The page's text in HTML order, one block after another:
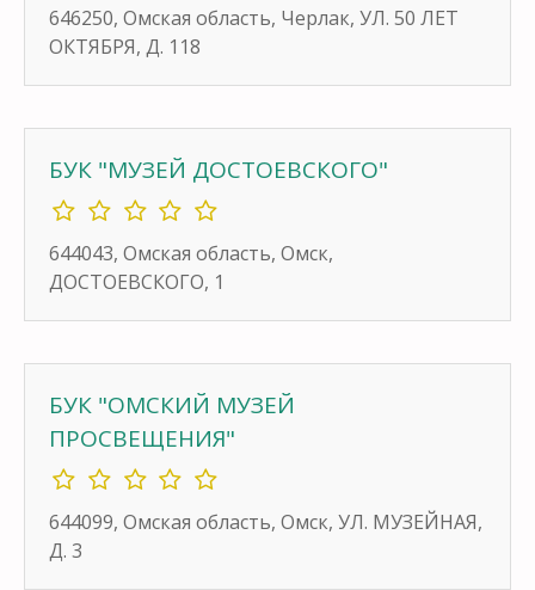
646250, Омская область, Черлак, УЛ. 50 ЛЕТ
ОКТЯБРЯ, Д. 118
БУК "МУЗЕЙ ДОСТОЕВСКОГО"
644043, Омская область, Омск,
ДОСТОЕВСКОГО, 1
БУК "ОМСКИЙ МУЗЕЙ
ПРОСВЕЩЕНИЯ"
644099, Омская область, Омск, УЛ. МУЗЕЙНАЯ,
Д. 3